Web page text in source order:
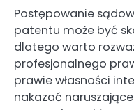
Postępowanie
patentu może być
dlatego warto
profesjonalnego
prawie własności
nakazać